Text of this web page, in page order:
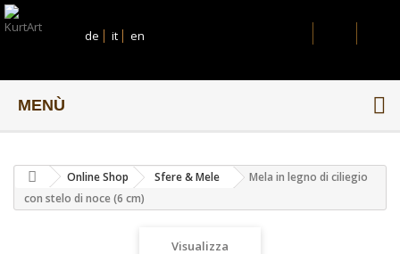
de it en
MENÙ
Online Shop Sfere & Mele
Mela in legno di ciliegio
con stelo di noce (6 cm)
Visualizza